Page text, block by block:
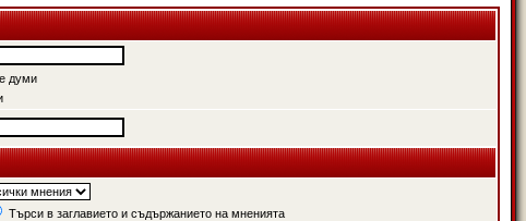
думи
Търси в заглавието и съдържанието на мненията